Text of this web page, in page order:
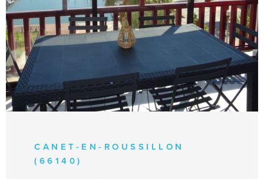
CANET-EN-ROUSSILLON
(66140)